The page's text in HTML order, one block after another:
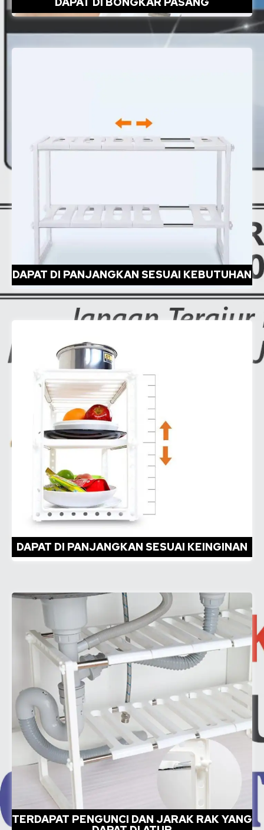
DAPAT DI PANJANGKAN SESUAI KEBUTUHAN
DAPAT DI PANJANGKAN SESUAI KEINGINAN
TERDAPAT PENGUNCI DAN JARAK RAK YANG